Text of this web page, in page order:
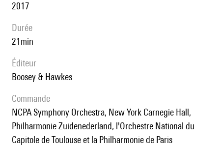
2017
durée
21min
éditeur
Boosey & Hawkes
Commande
NCPA Symphony Orchestra, New York Carnegie Hall,
Philharmonie Zuidenederland, l'Orchestre National du
Capitole de Toulouse et la Philharmonie de Paris